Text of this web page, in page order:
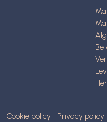
Cookie policy Privacy policy